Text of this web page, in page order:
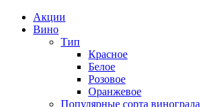
Акции
Вино
Тип
Красное
Белое
Розовое
Оранжевое
Популярные сорта винограда